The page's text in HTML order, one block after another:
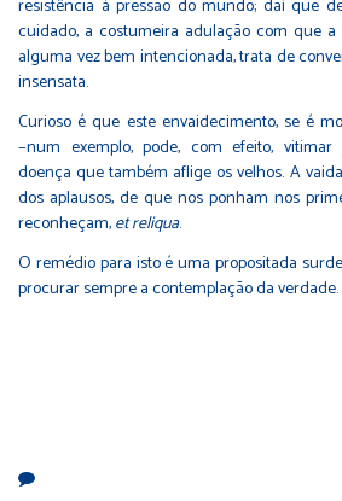
resistência à pressão do mundo; daí que
cuidado, a costumeira adulação com que
alguma vez bem intencionada, trata de
insensata.
Curioso é que este envaidecimento, se é
−num exemplo, pode, com efeito, vitimar
doença que também aflige os velhos. A
dos aplausos, de que nos ponham nos
reconheçam,et reliqua.
O remédio para isto é uma propositada
procurar sempre a contemplação da verdade.